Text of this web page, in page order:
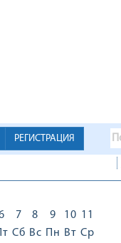
РЕГИСТРАЦИЯ
7
Сб
8
Вс
9
Пн
10
Вт
11
Ср